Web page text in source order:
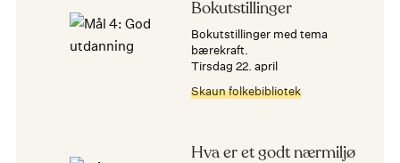
Bokutstillinger
Bokutstillinger med tema
bærekraft.
tirsdag 22. april
Skaun folkebibliotek
Hva er et godt nærmiljø